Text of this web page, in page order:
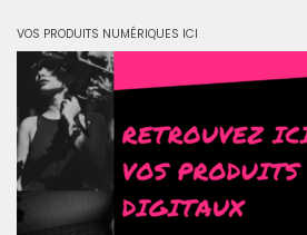
VOS PRODUITS NUMÉRIQUES ICI